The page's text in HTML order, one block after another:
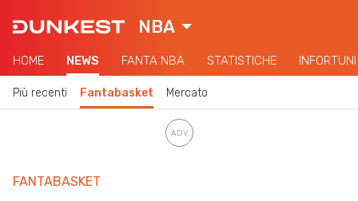
NBA
HOME NEWS FANTA NBA STATISTICHE INFORTUNI
Più recenti Fantabasket Mercato
FANTABASKET